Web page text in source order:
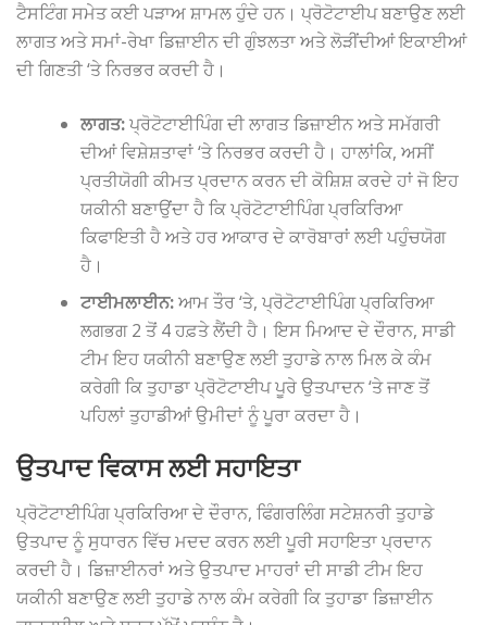
ਟੈਸਟਿੰਗ ਸਮੇਤ ਕਈ ਪੜਾਅ ਸ਼ਾਮਲ ਹੁੰਦੇ ਹਨ। ਪ੍ਰੋਟੋਟਾਈਪ ਬਣਾਉਣ ਲਈ
ਲਾਗਤ ਅਤੇ ਸਮਾਂ-ਰੇਖਾ ਡਿਜ਼ਾਈਨ ਦੀ ਗੁੰਝਲਤਾ ਅਤੇ ਲੋੜੀਂਦੀਆਂ ਇਕਾਈਆਂ
ਦੀ ਗਿਣਤੀ ‘ਤੇ ਨਿਰਭਰ ਕਰਦੀ ਹੈ।
ਲਾਗਤ:ਪ੍ਰੋਟੋਟਾਈਪਿੰਗ ਦੀ ਲਾਗਤ ਡਿਜ਼ਾਈਨ ਅਤੇ ਸਮੱਗਰੀ
ਦੀਆਂ ਵਿਸ਼ੇਸ਼ਤਾਵਾਂ ‘ਤੇ ਨਿਰਭਰ ਕਰਦੀ ਹੈ। ਹਾਲਾਂਕਿ, ਅਸੀਂ
ਪ੍ਰਤੀਯੋਗੀ ਕੀਮਤ ਪ੍ਰਦਾਨ ਕਰਨ ਦੀ ਕੋਸ਼ਿਸ਼ ਕਰਦੇ ਹਾਂ ਜੋ ਇਹ
ਯਕੀਨੀ ਬਣਾਉਂਦਾ ਹੈ ਕਿ ਪ੍ਰੋਟੋਟਾਈਪਿੰਗ ਪ੍ਰਕਿਰਿਆ
ਕਿਫਾਇਤੀ ਹੈ ਅਤੇ ਹਰ ਆਕਾਰ ਦੇ ਕਾਰੋਬਾਰਾਂ ਲਈ ਪਹੁੰਚਯੋਗ
ਹੈ।
ਟਾਈਮਲਾਈਨ:ਆਮ ਤੌਰ ‘ਤੇ, ਪ੍ਰੋਟੋਟਾਈਪਿੰਗ ਪ੍ਰਕਿਰਿਆ
ਲਗਭਗ 2 ਤੋਂ 4 ਹਫ਼ਤੇ ਲੈਂਦੀ ਹੈ। ਇਸ ਮਿਆਦ ਦੇ ਦੌਰਾਨ, ਸਾਡੀ
ਟੀਮ ਇਹ ਯਕੀਨੀ ਬਣਾਉਣ ਲਈ ਤੁਹਾਡੇ ਨਾਲ ਮਿਲ ਕੇ ਕੰਮ
ਕਰੇਗੀ ਕਿ ਤੁਹਾਡਾ ਪ੍ਰੋਟੋਟਾਈਪ ਪੂਰੇ ਉਤਪਾਦਨ ‘ਤੇ ਜਾਣ ਤੋਂ
ਪਹਿਲਾਂ ਤੁਹਾਡੀਆਂ ਉਮੀਦਾਂ ਨੂੰ ਪੂਰਾ ਕਰਦਾ ਹੈ।
ਉਤਪਾਦ ਵਿਕਾਸ ਲਈ ਸਹਾਇਤਾ
ਪ੍ਰੋਟੋਟਾਈਪਿੰਗ ਪ੍ਰਕਿਰਿਆ ਦੇ ਦੌਰਾਨ, ਫਿੰਗਰਲਿੰਗ ਸਟੇਸ਼ਨਰੀ ਤੁਹਾਡੇ
ਉਤਪਾਦ ਨੂੰ ਸੁਧਾਰਨ ਵਿੱਚ ਮਦਦ ਕਰਨ ਲਈ ਪੂਰੀ ਸਹਾਇਤਾ ਪ੍ਰਦਾਨ
ਕਰਦੀ ਹੈ। ਡਿਜ਼ਾਈਨਰਾਂ ਅਤੇ ਉਤਪਾਦ ਮਾਹਰਾਂ ਦੀ ਸਾਡੀ ਟੀਮ ਇਹ
ਯਕੀਨੀ ਬਣਾਉਣ ਲਈ ਤੁਹਾਡੇ ਨਾਲ ਕੰਮ ਕਰੇਗੀ ਕਿ ਤੁਹਾਡਾ ਡਿਜ਼ਾਈਨ